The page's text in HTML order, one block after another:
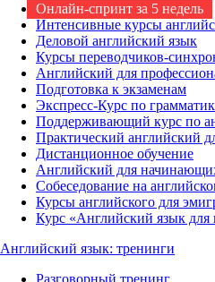
Онлайн-спринт за 5 недель
Интенсивные курсы
Деловой английский язык
Курсы переводчиков-
Английский для
Подготовка к экзаменам
Экспресс-Курс по
Поддерживающий курс по
Практический английский
Дистанционное обучение
Английский для
Собеседование на
Курсы английского для
Курс «Английский язык для
Английский язык: тренинги
Разговорный тренинг